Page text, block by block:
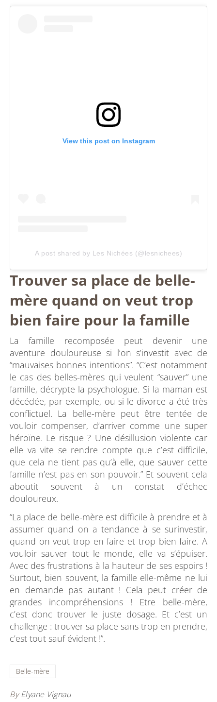
View this post on Instagram
A post shared by Les Nichées (@lesnichees)
Trouver sa place de belle-
mère quand on veut trop
bien faire pour la famille
La famille recomposée peut devenir une
aventure douloureuse si l’on s’investit avec de
“mauvaises bonnes intentions”. “C’est notamment
le cas des belles-mères qui veulent “sauver” une
famille, décrypte la psychologue. Si la maman est
décédée, par exemple, ou si le divorce a été très
conflictuel. La belle-mère peut être tentée de
vouloir compenser, d’arriver comme une super
héroïne. Le risque ? Une désillusion violente car
elle va vite se rendre compte que c’est difficile,
que cela ne tient pas qu’à elle, que sauver cette
famille n’est pas en son pouvoir.” Et souvent cela
aboutit souvent à un constat d’échec
douloureux.
“La place de belle-mère est difficile à prendre et à
assumer quand on a tendance à se surinvestir,
quand on veut trop en faire et trop bien faire. A
vouloir sauver tout le monde, elle va s’épuiser.
Avec des frustrations à la hauteur de ses espoirs !
Surtout, bien souvent, la famille elle-même ne lui
en demande pas autant ! Cela peut créer de
grandes incompréhensions ! Etre belle-mère,
c’est donc trouver le juste dosage. Et c’est un
challenge : trouver sa place sans trop en prendre,
c’est tout sauf évident !”.
Belle-mère
ByElyane Vignau